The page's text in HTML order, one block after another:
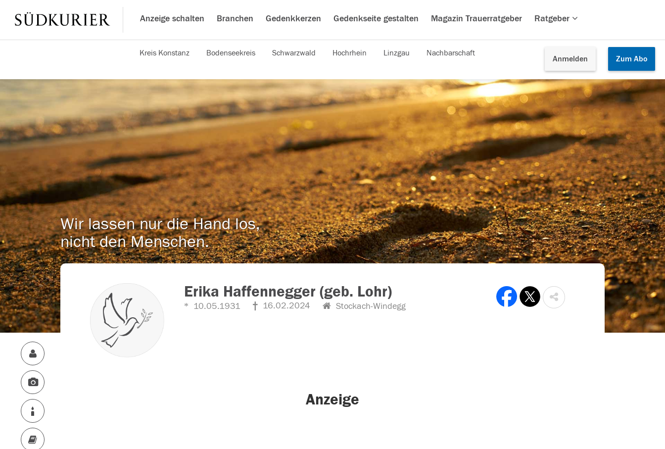
Anzeige schalten Branchen Gedenkkerzen Gedenkseite gestalten Magazin Trauerratgeber Ratgeber
Anmelden Zum Abo
Kreis Konstanz Bodenseekreis Schwarzwald Hochrhein Linzgau Nachbarschaft
Wir lassen nur die Hand los,
nicht den Menschen.
Erika Haffennegger (geb. Lohr)
10.05.1931 16.02.2024 Stockach-Windegg
Anzeige